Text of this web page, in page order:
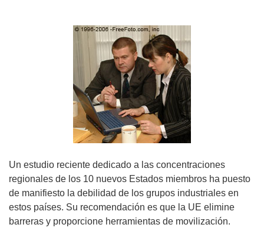
Un estudio reciente dedicado a las concentraciones
regionales de los 10 nuevos Estados miembros ha puesto
de manifiesto la debilidad de los grupos industriales en
estos países. Su recomendación es que la UE elimine
barreras y proporcione herramientas de movilización.